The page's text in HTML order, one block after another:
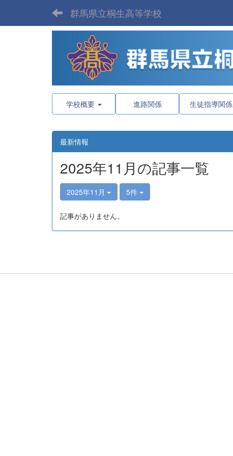
群馬県立桐生高等学校
学校概要 進路関係 生徒指導関係
最新情報
2025年11月の記事一覧
2025年11月 5件
記事がありません。